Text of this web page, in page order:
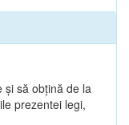
şi să obţină de la
prezentei legi,